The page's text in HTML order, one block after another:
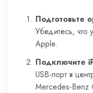
Подготовьте
Убедитесь, что
Apple.
Подключите
USB-порт в
Mercedes-Benz